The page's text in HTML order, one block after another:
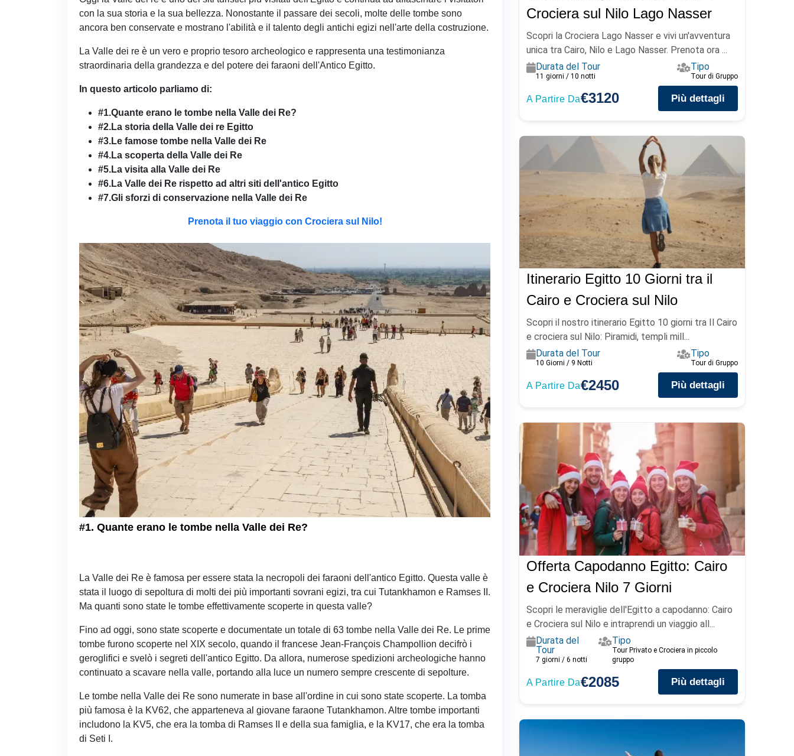
con la sua storia e la sua bellezza. Nonostante il passare dei secoli, molte delle tombe sono
ancora ben conservate e mostrano l'abilità e il talento degli antichi egizi nell'arte della costruzione.
La Valle dei re è un vero e proprio tesoro archeologico e rappresenta una testimonianza
straordinaria della grandezza e del potere dei faraoni dell'Antico Egitto.
In questo articolo parliamo di:
#1.Quante erano le tombe nella Valle dei Re?
#2.La storia della Valle dei re Egitto
#3.Le famose tombe nella Valle dei Re
#4.La scoperta della Valle dei Re
#5.La visita alla Valle dei Re
#6.La Valle dei Re rispetto ad altri siti dell'antico Egitto
#7.Gli sforzi di conservazione nella Valle dei Re
Prenota il tuo viaggio con Crociera sul Nilo!
#1. Quante erano le tombe nella Valle dei Re?
La Valle dei Re è famosa per essere stata la necropoli dei faraoni dell'antico Egitto. Questa valle è
stata il luogo di sepoltura di molti dei più importanti sovrani egizi, tra cui Tutankhamon e Ramses II.
Ma quanti sono state le tombe effettivamente scoperte in questa valle?
Fino ad oggi, sono state scoperte e documentate un totale di 63 tombe nella Valle dei Re. Le prime
tombe furono scoperte nel XIX secolo, quando il francese Jean-François Champollion decifrò i
geroglifici e svelò i segreti dell'antico Egitto. Da allora, numerose spedizioni archeologiche hanno
continuato a scavare nella valle, portando alla luce un numero sempre crescente di sepolture.
Le tombe nella Valle dei Re sono numerate in base all'ordine in cui sono state scoperte. La tomba
più famosa è la KV62, che apparteneva al giovane faraone Tutankhamon. Altre tombe importanti
includono la KV5, che era la tomba di Ramses II e della sua famiglia, e la KV17, che era la tomba
di Seti I.
Crociera sul Nilo Lago Nasser
Scopri la Crociera Lago Nasser e vivi un'avventura
unica tra Cairo, Nilo e Lago Nasser. Prenota ora ...
Durata del Tour
11 giorni / 10 notti
Tipo
Tour di Gruppo
A Partire Da€3120 Più dettagli
Itinerario Egitto 10 Giorni tra il
Cairo e Crociera sul Nilo
Scopri il nostro itinerario Egitto 10 giorni tra Il Cairo
e crociera sul Nilo: Piramidi, templi mill...
Durata del Tour
10 Giorni / 9 Notti
Tipo
Tour di Gruppo
A Partire Da€2450 Più dettagli
Offerta Capodanno Egitto: Cairo
e Crociera Nilo 7 Giorni
Scopri le meraviglie dell'Egitto a capodanno: Cairo
e Crociera sul Nilo e intraprendi un viaggio all...
Durata del
Tour
7 giorni / 6 notti
Tipo
Tour Privato e Crociera in piccolo
gruppo
A Partire Da€2085 Più dettagli